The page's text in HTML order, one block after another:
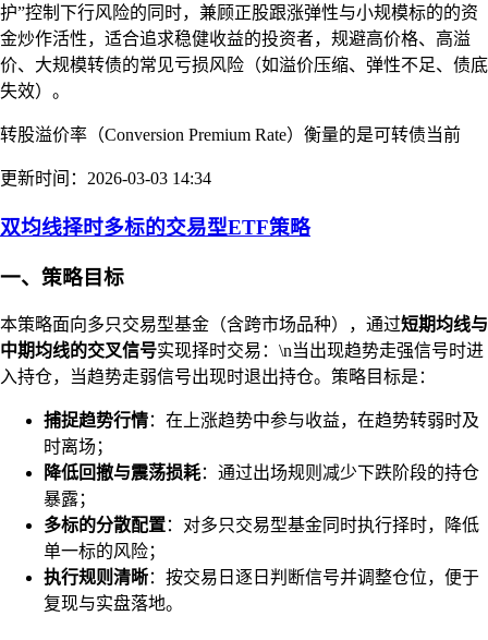
护”控制下行风险的同时，兼顾正股跟涨弹性与小规模标的的资
金炒作活性，适合追求稳健收益的投资者，规避高价格、高溢
价、大规模转债的常见亏损风险（如溢价压缩、弹性不足、债底
失效）。
转股溢价率（Conversion Premium Rate）衡量的是可转债当前
更新时间：2026-03-03 14:34
双均线择时多标的交易型ETF策略
一、策略目标
本策略面向多只交易型基金（含跨市场品种），通过短期均线与
中期均线的交叉信号实现择时交易：\n当出现趋势走强信号时进
入持仓，当趋势走弱信号出现时退出持仓。策略目标是：
捕捉趋势行情：在上涨趋势中参与收益，在趋势转弱时及
时离场；
降低回撤与震荡损耗：通过出场规则减少下跌阶段的持仓
暴露；
多标的分散配置：对多只交易型基金同时执行择时，降低
单一标的风险；
执行规则清晰：按交易日逐日判断信号并调整仓位，便于
复现与实盘落地。